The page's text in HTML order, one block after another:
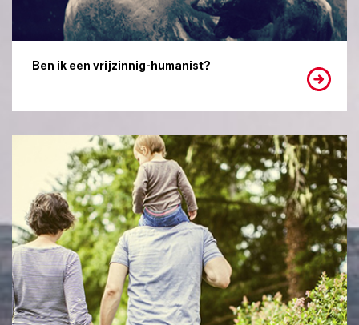
Ben ik een vrijzinnig-humanist?